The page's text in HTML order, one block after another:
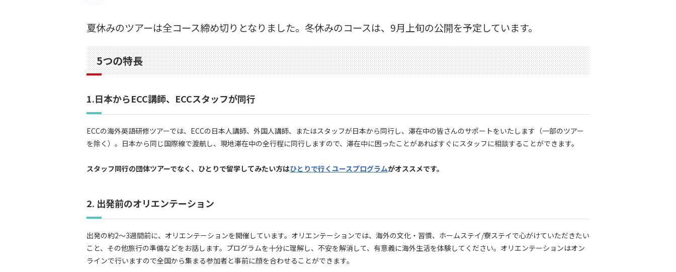
夏休みのツアーは全コース締め切りとなりました。冬休みのコースは、9月上旬の公開を予定しています。
5つの特長
1.日本からECC講師、ECCスタッフが同行
ECCの海外英語研修ツアーでは、ECCの日本人講師、外国人講師、またはスタッフが日本から同行し、滞在中の皆さんのサポートをいたします（一部のツアー
を除く）。日本から同じ国際線で渡航し、現地滞在中の全行程に同行しますので、滞在中に困ったことがあればすぐにスタッフに相談することができます。
スタッフ同行の団体ツアーでなく、ひとりで留学してみたい方はひとりで行くユースプログラムがオススメです。
2. 出発前のオリエンテーション
出発の約2～3週間前に、オリエンテーションを開催しています。オリエンテーションでは、海外の文化・習慣、ホームステイ/寮ステイで心がけていただきたい
こと、その他旅行の準備などをお話します。プログラムを十分に理解し、不安を解消して、有意義に海外生活を体験してください。オリエンテーションはオン
ラインで行いますので全国から集まる参加者と事前に顔を合わせることができます。